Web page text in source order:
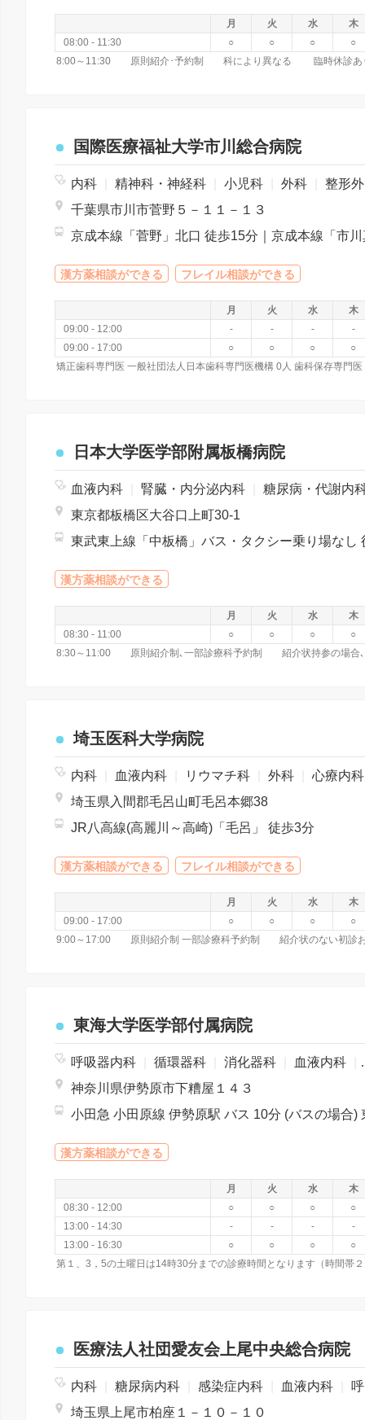
月 火 水
木
08:00 - 11:30
○ ○ ○
○
8:00～11:30 原則紹介･予約制 科により異なる 臨時休診あ
国際医療福祉大学市川総合病院
内科 精神科・神経科 小児科 外科
整形外科
千葉県市川市菅野５－１１－１３
漢方薬相談ができる フレイル相談ができる
月 火 水
木
09:00 - 12:00
- - -
-
09:00 - 17:00
○ ○ ○
○
矯正歯科専門医 一般社団法人日本歯科専門医機構 0人 歯科保存専門
日本大学医学部附属板橋病院
血液内科 腎臓・内分泌内科
糖尿病・代謝内
東京都板橋区大谷口上町30-1
漢方薬相談ができる
月 火 水
木
08:30 - 11:00
○ ○ ○ ○
埼玉医科大学病院
内科 血液内科 リウマチ科 外科
心療内
埼玉県入間郡毛呂山町毛呂本郷38
JR八高線(高麗川～高崎)「毛呂」 徒歩3分
漢方薬相談ができる フレイル相談ができる
月 火 水
木
09:00 - 17:00
○ ○ ○ ○
東海大学医学部付属病院
呼吸器内科 循環器科 消化器科 血液内科
神奈川県伊勢原市下糟屋１４３
漢方薬相談ができる
月 火 水
木
08:30 - 12:00
○ ○ ○
○
13:00 - 14:30
- - -
-
13:00 - 16:30
○ ○ ○ ○
医療法人社団愛友会上尾中央総合病院
内科 糖尿病内科 感染症内科 血液内科
呼吸器内科
埼玉県上尾市柏座１－１０－１０